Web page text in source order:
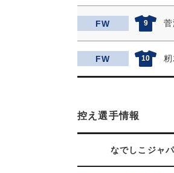
FW 9
FW 10
控え選手情報
なでしこジャ